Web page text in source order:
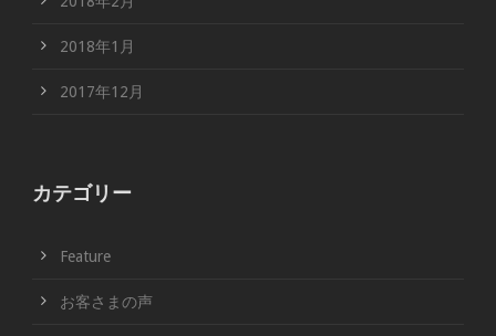
2018年1月
2017年12月
カテゴリー
Feature
お客さまの声